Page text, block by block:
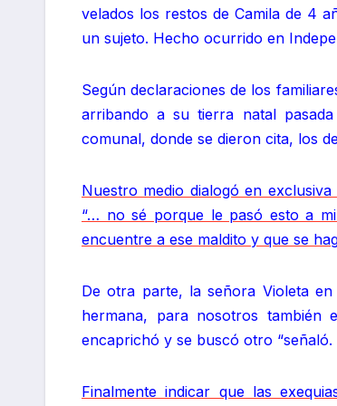
velados los restos de Camila de 4
un sujeto. Hecho ocurrido en
Según declaraciones de los
arribando a su tierra natal
comunal, donde se dieron cita, los
Nuestro medio dialogó en
“… no sé porque le pasó esto a
encuentre a ese maldito y que se
De otra parte, la señora Violeta
hermana, para nosotros
encaprichó y se buscó otro “señaló.
Finalmente indicar que las